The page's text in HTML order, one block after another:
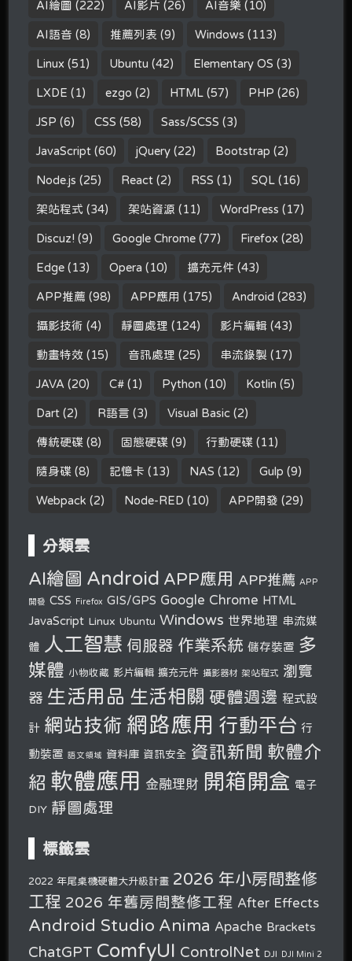
AI繪圖 (222) AI影片 (26) AI音樂 (10)
AI語音 (8) 推薦列表 (9) Windows (113)
Linux (51) Ubuntu (42) Elementary OS (3)
LXDE (1) ezgo (2) HTML (57) PHP (26)
JSP (6) CSS (58) Sass/SCSS (3)
JavaScript (60) jQuery (22) Bootstrap (2)
Node.js (25) React (2) RSS (1) SQL (16)
架站程式 (34) 架站資源 (11) WordPress (17)
Discuz! (9) Google Chrome (77) Firefox (28)
Edge (13) Opera (10) 擴充元件 (43)
APP推薦 (98) APP應用 (175) Android (283)
攝影技術 (4) 靜圖處理 (124) 影片編輯 (43)
動畫特效 (15) 音訊處理 (25) 串流錄製 (17)
JAVA (20) C# (1) Python (10) Kotlin (5)
Dart (2) R語言 (3) Visual Basic (2)
傳統硬碟 (8) 固態硬碟 (9) 行動硬碟 (11)
隨身碟 (8) 記憶卡 (13) NAS (12) Gulp (9)
Webpack (2) Node-RED (10) APP開發 (29)
分類雲
AI繪圖 Android APP應用 APP推薦 APP
開發 CSS Firefox GIS/GPS Google Chrome HTML
JavaScript Linux Ubuntu Windows 世界地理 串流媒
體 人工智慧 伺服器 作業系統 儲存裝置 多
媒體 小物收藏 影片編輯 擴充元件 攝影器材 架站程式
瀏覽
器 生活用品 生活相關 硬體週邊 程式設
計 網站技術 網路應用 行動平台 行
動裝置 語文領域 資料庫 資訊安全 資訊新聞 軟體介
紹 軟體應用 金融理財 開箱開盒 電子
DIY 靜圖處理
標籤雲
2022 年尾桌機硬體大升級計畫 2026 年小房間整修
工程 2026 年舊房間整修工程 After Effects
Android Studio Anima Apache Brackets
ChatGPT ComfyUI ControlNet DJI DJI Mini 2